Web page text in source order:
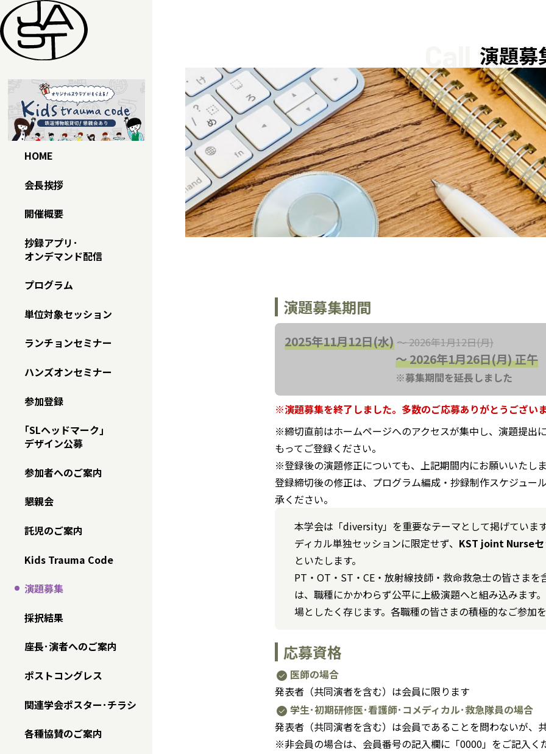
本文へスキップ
HOME
会長挨拶
開催概要
抄録アプリ･
オンデマンド配信
プログラム
単位対象セッション
ランチョンセミナー
ハンズオンセミナー
参加登録
｢SLヘッドマーク｣
デザイン公募
参加者へのご案内
懇親会
託児のご案内
Kids Trauma Code
演題募集
採択結果
座長･演者へのご案内
ポストコングレス
関連学会ポスター･チラシ
各種協賛のご案内
演題募
Call for
演題募集期間
2025年11月12日(水)～ 2026年1月12日(月)
〜 2026年1月26日(月) 正午
※募集期間を延長しました
※演題募集を終了しました。多数のご応募ありがとうござい
※締切直前はホームページへのアクセスが集中し、演題提出
もってご登録ください。
※登録後の演題修正についても、上記期間内にお願いいたし
登録締切後の修正は、プログラム編成・抄録制作スケジュー
承ください。
本学会は「diversity」を重要なテーマとして掲げていま
ディカル単独セッションに限定せず、 KST joint Nurseセ
といたします。
PT・OT・ST・CE・放射線技師・救命救急士の皆さま
は、職種にかかわらず公平に上級演題へと組み込みます
場としたく存じます。各職種の皆さまの積極的なご参加
応募資格
check_circle 医師の場合
発表者（共同演者を含む）は会員に限ります
check_circle 学生･初期研修医･看護師･コメディカル･救急隊員の場合
発表者（共同演者を含む）は会員であることを問わないが、
※非会員の場合は、会員番号の記入欄に「0000」をご記入く